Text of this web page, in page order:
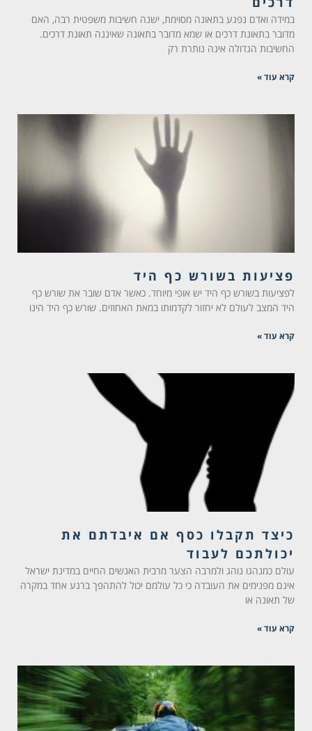
במידה ואדם נפגע בתאונה מסוימת, ישנה חשיבות משפטית רבה, האם
מדובר בתאונת דרכים או שמא מדובר בתאונה שאיננה תאונת דרכים.
החשיבות הגדולה אינה נותרת רק
קרא עוד »
פציעות בשורש כף היד
לפציעות בשורש כף היד יש אופי מיוחד. כאשר אדם שובר את שורש כף
היד המצב לעולם לא יחזור לקדמותו במאת האחוזים. שורש כף היד הינו
קרא עוד »
כיצד תקבלו כסף אם איבדתם את
יכולתכם לעבוד
עולם כמנהגו נוהג ולמרבה הצער מרבית האנשים החיים במדינת ישראל
אינם מפנימים את העובדה כי כל עולמם יכול להתהפך ברגע אחד במקרה
של תאונה או
קרא עוד »